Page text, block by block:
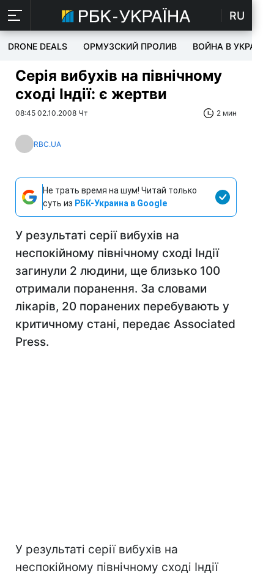
RU
DRONE DEALS ОРМУЗСКИЙ ПРОЛИВ ВОЙНА В УКРАИНЕ
Серія вибухів на північному
сході Індії: є жертви
08:45 02.10.2008 Чт 2 мин
RBC.UA
Не трать время на шум! Читай только
суть из РБК-Украина в Google
У результаті серії вибухів на
неспокійному північному сході Індії
загинули 2 людини, ще близько 100
отримали поранення. За словами
лікарів, 20 поранених перебувають у
критичному стані, передає Associated
Press.
У результаті серії вибухів на
неспокійному північному сході Індії